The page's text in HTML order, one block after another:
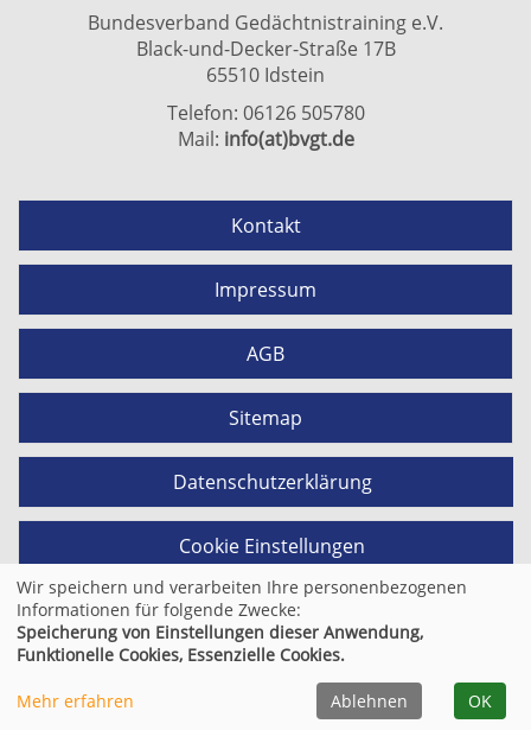
Bundesverband Gedächtnistraining e.V.
Black-und-Decker-Straße 17B
65510 Idstein
Telefon: 06126 505780
Mail: info(at)bvgt.de
Kontakt
Impressum
AGB
Sitemap
Datenschutzerklärung
Cookie Einstellungen
© 2026 Kufer Software GmbH
Wir speichern und verarbeiten Ihre personenbezogenen
Informationen für folgende Zwecke:
Speicherung von Einstellungen dieser Anwendung,
Funktionelle Cookies, Essenzielle Cookies.
Mehr erfahren Ablehnen OK